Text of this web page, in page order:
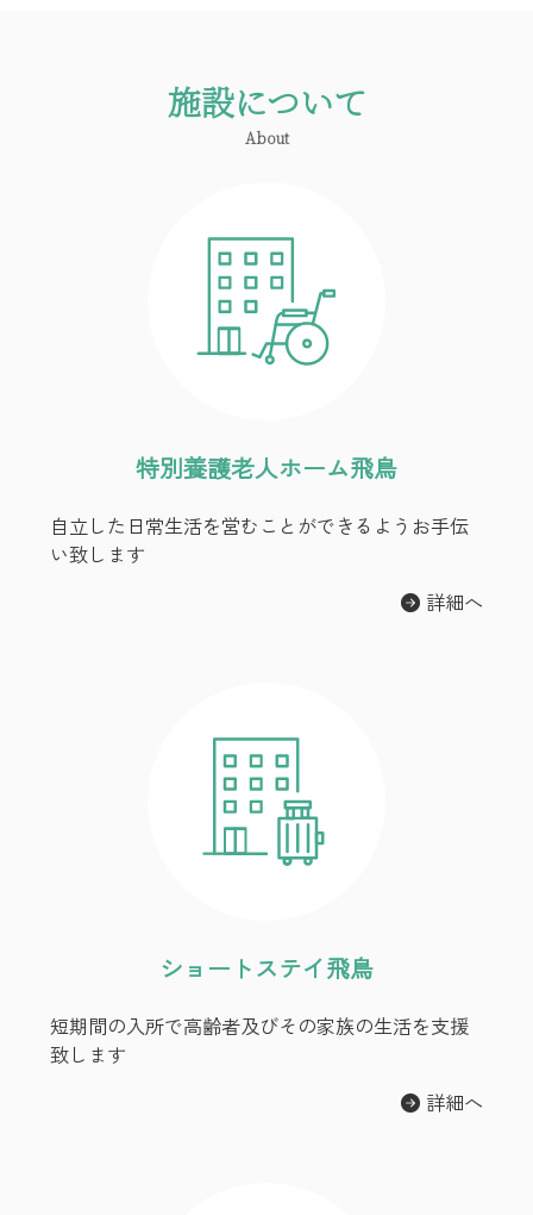
施設について
About
特別養護老人ホーム飛鳥
自立した日常生活を営むことができるようお手伝
い致します
詳細へ
ショートステイ飛鳥
短期間の入所で高齢者及びその家族の生活を支援
致します
詳細へ